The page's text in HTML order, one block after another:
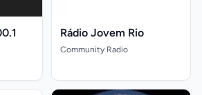
Rádio Jovem Rio
Community Radio